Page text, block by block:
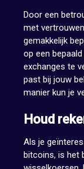
Door een
met
gemakkelijk
op een
exchanges te
past bij jouw
manier kun je
Houd
Als je
bitcoins, is het